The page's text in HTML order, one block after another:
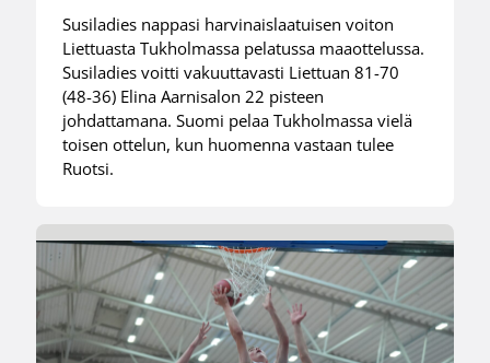
Susiladies nappasi harvinaislaatuisen voiton
Liettuasta Tukholmassa pelatussa maaottelussa.
Susiladies voitti vakuuttavasti Liettuan 81-70
(48-36) Elina Aarnisalon 22 pisteen
johdattamana. Suomi pelaa Tukholmassa vielä
toisen ottelun, kun huomenna vastaan tulee
Ruotsi.